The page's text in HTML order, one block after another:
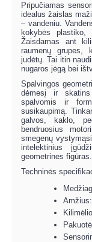
Pripučiamas
idealus žaislas
– vandeniu.
kokybės plastiko,
Žaisdamas ant
raumenų grupes,
judėtų. Tai itin
nugaros jėgą bei
Spalvingos
dėmesį ir
spalvomis ir
susikaupimą.
galvos, kaklo,
bendruosius
smegenų
intelektinius
geometrines figūras.
Techninės